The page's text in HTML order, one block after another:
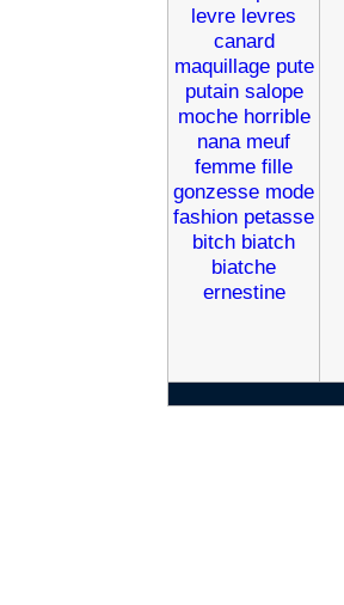
levre levres
canard
maquillage pute
putain salope
moche horrible
nana meuf
femme fille
gonzesse mode
fashion petasse
bitch biatch
biatche
ernestine